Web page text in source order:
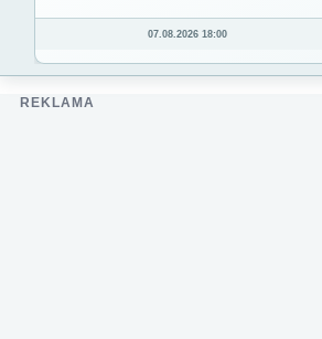
07.08.2026 18:00
REKLAMA